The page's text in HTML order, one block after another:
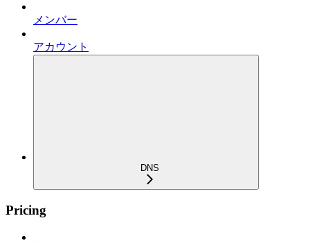
メンバー
アカウント
DNS
Pricing